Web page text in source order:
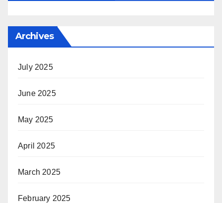
Archives
July 2025
June 2025
May 2025
April 2025
March 2025
February 2025